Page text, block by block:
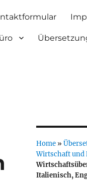
Home»
Wirtschaft und
Italienisch,